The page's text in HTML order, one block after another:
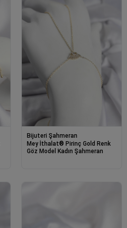
Bijuteri Şahmeran
Mey İthalat® Pirinç Gold Renk
Göz Model Kadın Şahmeran